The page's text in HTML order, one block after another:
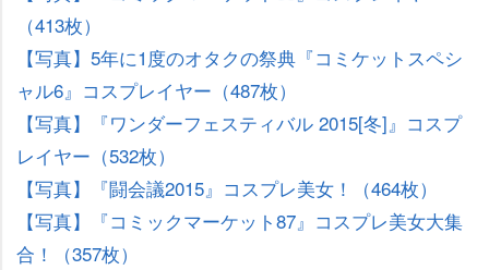
（413枚）
【写真】5年に1度のオタクの祭典『コミケットスペシ
ャル6』コスプレイヤー（487枚）
【写真】『ワンダーフェスティバル 2015[冬]』コスプ
レイヤー（532枚）
【写真】『闘会議2015』コスプレ美女！（464枚）
【写真】『コミックマーケット87』コスプレ美女大集
合！（357枚）